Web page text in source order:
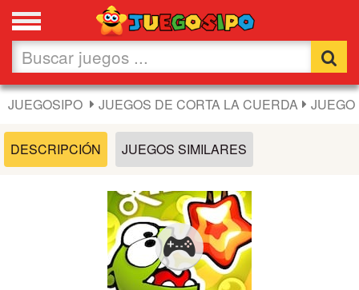
Favoritos
Nuevos
Flash
Acción
Chicas
JUEGOSIPO JUEGOS DE CORTA LA CUERDA
DESCRIPCIÓN JUEGOS SIMILARES